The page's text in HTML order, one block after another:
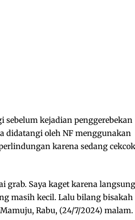
sebelum kejadian penggerebekan
didatangi oleh NF menggunakan
karena sedang cekcok
grab. Saya kaget karena langsung
masih kecil. Lalu bilang bisakah
Rabu, (24/7/2024) malam.